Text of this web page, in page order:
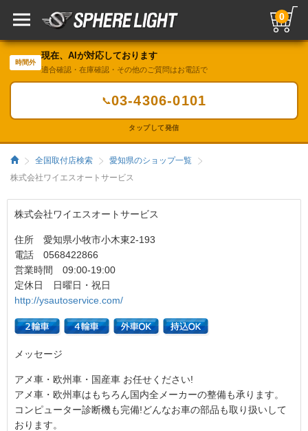
0
時間外
現在、AIが対応しております
適合確認・在庫確認・その他のご質問はお電話で
📞03-4306-0101
タップして発信
全国取付店検索
愛知県のショップ一覧
株式会社ワイエスオートサービス
株式会社ワイエスオートサービス
住所 愛知県小牧市小木東2-193
電話 0568422866
営業時間 09:00-19:00
定休日 日曜日・祝日
http://ysautoservice.com/
メッセージ
アメ車・欧州車・国産車 お任せください!
アメ車・欧州車はもちろん国内全メーカーの整備も承ります。
コンピューター診断機も完備!どんなお車の部品も取り扱いして
おります。